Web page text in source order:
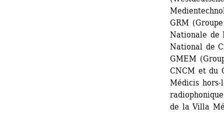
GRM
Nationale de
National de
GMEM
CNCM et du
Médicis hors-
de la Villa